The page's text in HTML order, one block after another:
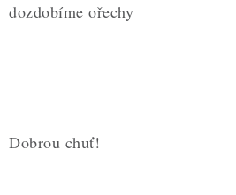
dozdobíme ořechy
Dobrou chuť!